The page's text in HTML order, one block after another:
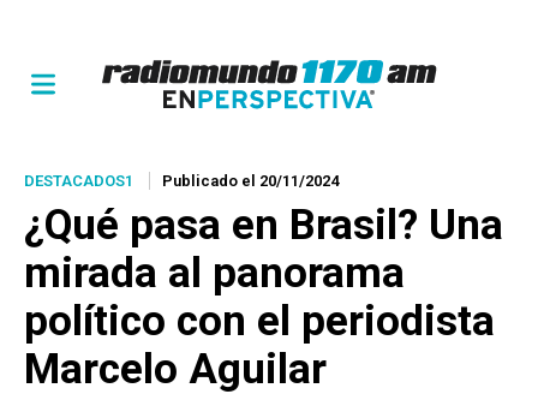
DESTACADOS1 Publicado el 20/11/2024
¿Qué pasa en Brasil? Una
mirada al panorama
político con el periodista
Marcelo Aguilar